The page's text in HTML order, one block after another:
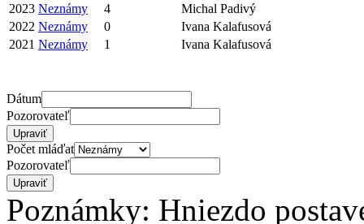
2023 Neznámy 4
Michal Padivý
2022 Neznámy 0
Ivana Kalafusová
2021 Neznámy 1 Ivana Kalafusová
Dátum
Pozorovateľ
Počet mláďat
Pozorovateľ
Poznámky: Hniezdo